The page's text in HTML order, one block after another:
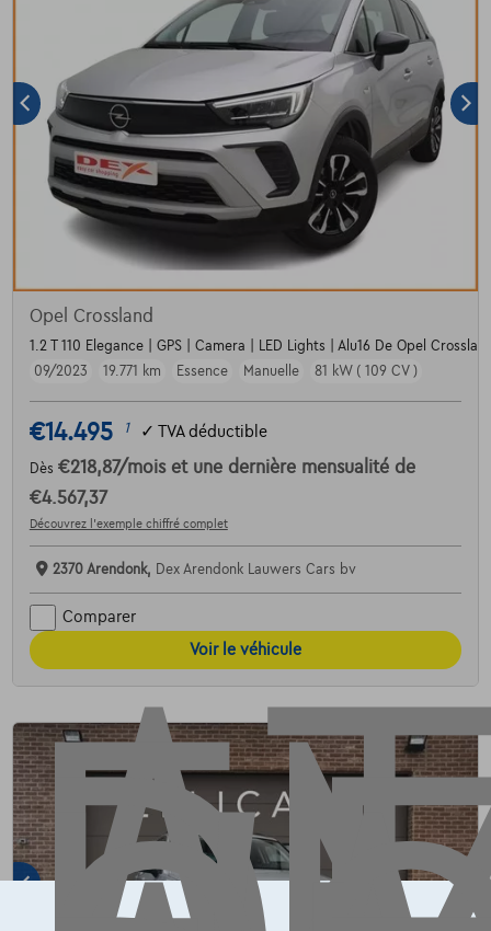
Opel Crossland
1.2 T 110 Elegance | GPS | Camera | LED Lights | Alu16 De Opel
09/2023
19.771 km Essence Manuelle 81 kW ( 109 CV )
€14.495 1 ✓ TVA déductible
Dès €218,87/mois et une dernière mensualité de
€4.567,37
Découvrez l’exemple chiffré complet
2370 Arendonk, Dex Arendonk Lauwers Cars bv
Comparer
Voir le véhicule